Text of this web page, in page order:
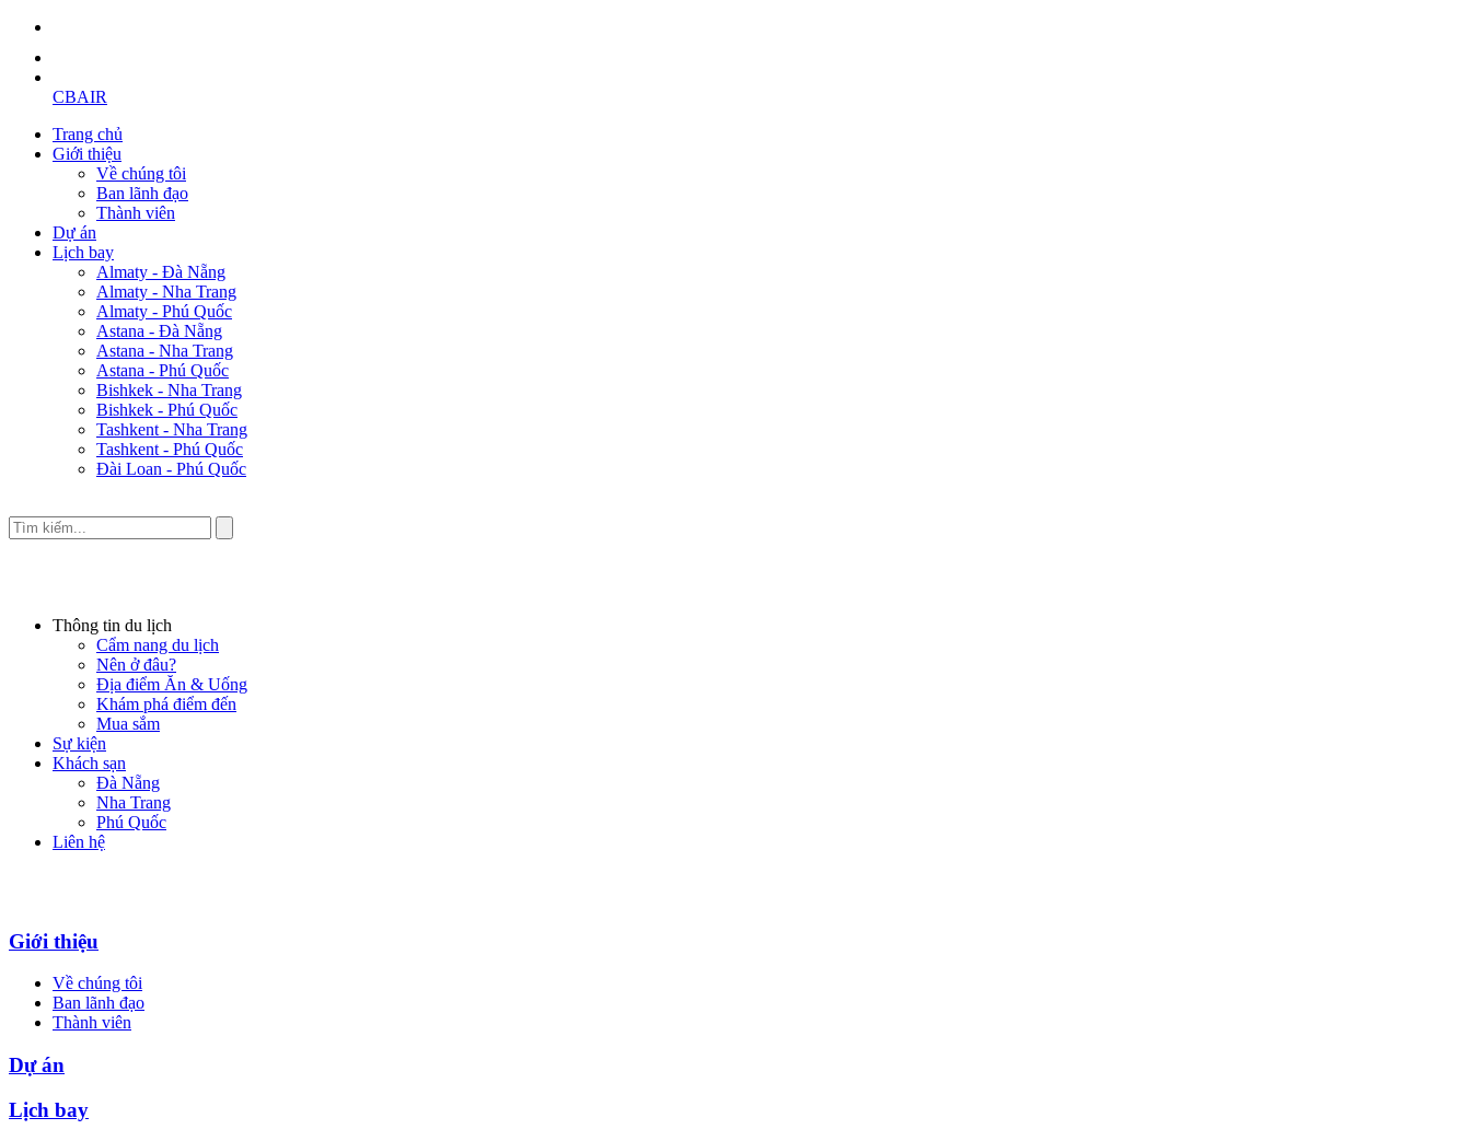
CBAIR
Trang chủ
Giới thiệu
Về chúng tôi
Ban lãnh đạo
Thành viên
Dự án
Lịch bay
Almaty - Đà Nẵng
Almaty - Nha Trang
Almaty - Phú Quốc
Astana - Đà Nẵng
Astana - Nha Trang
Astana - Phú Quốc
Bishkek - Nha Trang
Bishkek - Phú Quốc
Tashkent - Nha Trang
Tashkent - Phú Quốc
Đài Loan - Phú Quốc
Thông tin du lịch
Cẩm nang du lịch
Nên ở đâu?
Địa điểm Ăn & Uống
Khám phá điểm đến
Mua sắm
Sự kiện
Khách sạn
Đà Nẵng
Nha Trang
Phú Quốc
Liên hệ
Giới thiệu
Về chúng tôi
Ban lãnh đạo
Thành viên
Dự án
Lịch bay